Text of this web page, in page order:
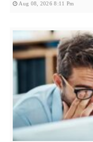
Aug 08, 2026 8:11 Pm